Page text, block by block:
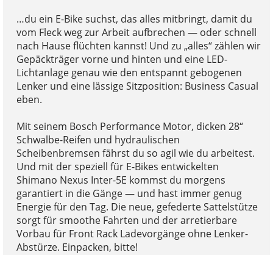
…du ein E-Bike suchst, das alles mitbringt, damit du
vom Fleck weg zur Arbeit aufbrechen — oder schnell
nach Hause flüchten kannst! Und zu „alles“ zählen wir
Gepäckträger vorne und hinten und eine LED-
Lichtanlage genau wie den entspannt gebogenen
Lenker und eine lässige Sitzposition: Business Casual
eben.
Mit seinem Bosch Performance Motor, dicken 28“
Schwalbe-Reifen und hydraulischen
Scheibenbremsen fährst du so agil wie du arbeitest.
Und mit der speziell für E-Bikes entwickelten
Shimano Nexus Inter-5E kommst du morgens
garantiert in die Gänge — und hast immer genug
Energie für den Tag. Die neue, gefederte Sattelstütze
sorgt für smoothe Fahrten und der arretierbare
Vorbau für Front Rack Ladevorgänge ohne Lenker-
Abstürze. Einpacken, bitte!